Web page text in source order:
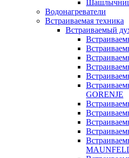
Водонагреватели
Встраиваемая техника
Встраиваемый
GORENJE